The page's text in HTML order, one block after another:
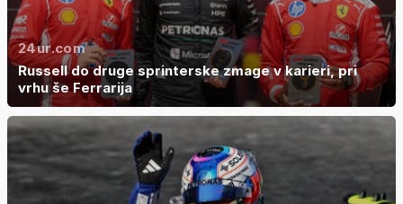
24ur.com
Russell do druge sprinterske zmage v karieri, pri
vrhu še Ferrarija